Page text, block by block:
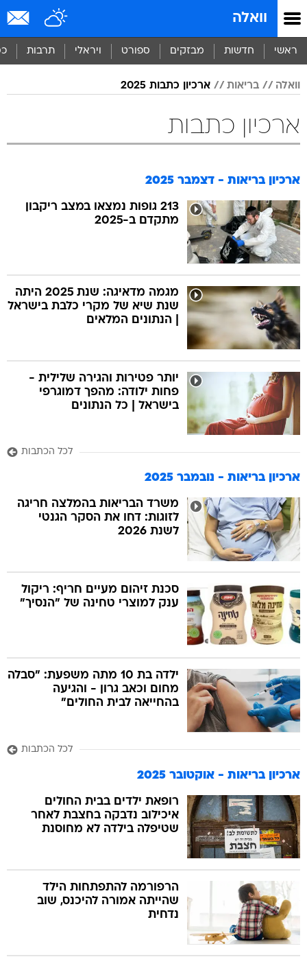
וואלה
ראשי חדשות מבזקים ספורט ויראלי תרבות
וואלה בריאות ארכיון כתבות 2025
ארכיון כתבות
ארכיון בריאות - דצמבר 2025
213 גופות נמצאו במצב ריקבון
מתקדם ב-2025
מגמה מדאיגה: שנת 2025 היתה
שנת שיא של מקרי כלבת בישראל
| הנתונים המלאים
יותר פטירות והגירה שלילית -
פחות ילודה: מהפך דמוגרפי
בישראל | כל הנתונים
לכל הכתבות
ארכיון בריאות - נובמבר 2025
משרד הבריאות בהמלצה חריגה
לזוגות: דחו את הסקר הגנטי
לשנת 2026
סכנת זיהום מעיים חריף: ריקול
ענק למוצרי טחינה של "הנסיך"
ילדה בת 10 מתה משפעת: "סבלה
מחום וכאב גרון - והגיעה
בהחייאה לבית החולים"
לכל הכתבות
ארכיון בריאות - אוקטובר 2025
רופאת ילדים בבית החולים
איכילוב נדבקה בחצבת לאחר
שטיפלה בילדה לא מחוסנת
הרפורמה להתפתחות הילד
שהייתה אמורה להיכנס, שוב
נדחית